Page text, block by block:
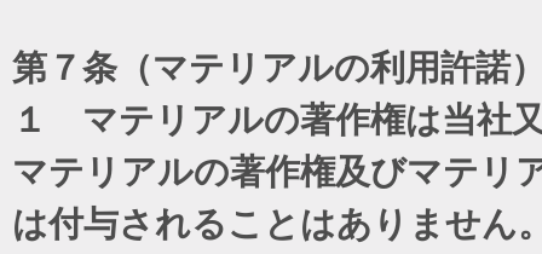
第７条（マテリアルの利用許諾
１ マテリアルの著作権は当社
マテリアルの著作権及びマテリ
は付与されることはありません